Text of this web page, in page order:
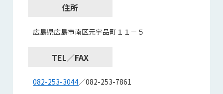
住所
広島県広島市南区元宇品町１１－５
TEL／FAX
082-253-3044／082-253-7861